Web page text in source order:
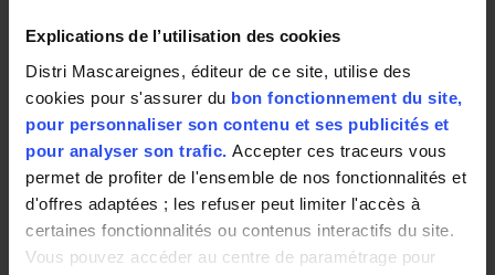
Explications de l’utilisation des cookies
Distri Mascareignes, éditeur de ce site, utilise des
cookies pour s'assurer du bon fonctionnement du site,
pour personnaliser son contenu et ses publicités et
pour analyser son trafic. Accepter ces traceurs vous
permet de profiter de l'ensemble de nos fonctionnalités et
d'offres adaptées ; les refuser peut limiter l'accès à
certaines fonctionnalités ou contenus interactifs du site.
Vous pouvez accéder au centre de paramétrage pour